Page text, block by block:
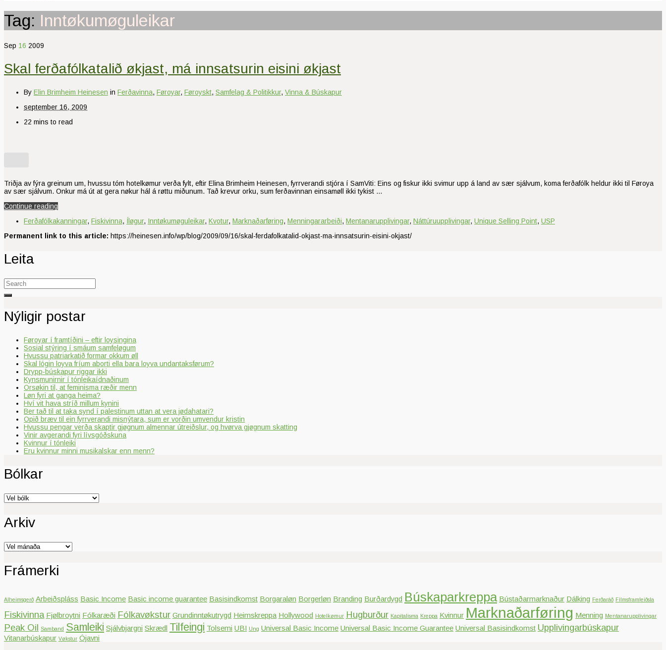
Tag: Inntøkumøguleikar
Sep 16 2009
Skal ferðafólkatalið økjast, má innsatsurin eisini økjast
By Elin Brimheim Heinesen in Ferðavinna, Føroyar, Føroyskt, Samfelag & Politikkur, Vinna & Búskapur
september 16, 2009
22 mins to read
Triðja av fýra greinum um, hvussu tóm hotelkømur verða fylt, eftir Elina Brimheim Heinesen, fyrrverandi stjóra í SamViti: Eins og fiskur ikki svimur upp á land av sær sjálvum, koma ferðafólk heldur ikki til Føroya
av sær sjálvum. Onkur má út at gera nøkur hál á røttu miðunum. Tað krevur orku, sum ferðavinnan einsamøll ikki tykist …
Continue reading
Ferðafólkakanningar, Fiskivinna, Íløgur, Inntøkumøguleikar, Kvotur, Marknaðarføring, Menningararbeiði, Mentanarupplivingar, Náttúruupplivingar, Unique Selling Point, USP
Permanent link to this article: https://heinesen.info/wp/blog/2009/09/16/skal-ferdafolkatalid-okjast-ma-innsatsurin-eisini-okjast/
Leita
Search
for:
Nýligir postar
Føroyar í framtíðini – eftir loysingina
Sosial stýring í smáum samfeløgum
Hvussu patriarkatið formar okkum øll
Skal lógin loyva fríum aborti ella bara loyva undantaksførum?
Drypp-búskapur riggar ikki
Kynsmunirnir í tónleikaídnaðinum
Orsøkin til, at feminisma ræðir menn
Løn fyri at ganga heima?
Hví vit hava stríð millum kynini
Ber tað til at taka synd í palestinum uttan at vera jødahatari?
Opið bræv til ein fyrrverandi misnýtara, sum er vorðin umvendur kristin
Hvussu pengar verða skaptir gjøgnum almennar útreiðslur, og hvørva gjøgnum skatting
Vinir avgerandi fyri lívsgóðskuna
Kvinnur í tónleiki
Eru kvinnur minni musikalskar enn menn?
Bólkar
Bólkar
Arkiv
Arkiv
Frámerki
Alheimsgerð Arbeiðspláss Basic Income Basic income guarantee Basisindkomst Borgaraløn Borgerløn Branding Burðardygd Búskaparkreppa Bústaðarmarknaður Dálking Ferðaráð Filmsframleiðsla
Fiskivinna Fjølbroytni Fólkaræði Fólkavøkstur Grundinntøkutrygd Heimskreppa Hollywood Hotelkømur Hugburður Kapitalisma Kreppa Kvinnur Marknaðarføring Menning Mentanarupplivingar
Peak Oil Samband Samleiki Sjálvbjargni Skrædl Tilfeingi Tolsemi UBI Ung Universal Basic Income Universal Basic Income Guarantee Universal Basisindkomst Upplivingarbúskapur
Vitanarbúskapur Vøkstur Ójavni